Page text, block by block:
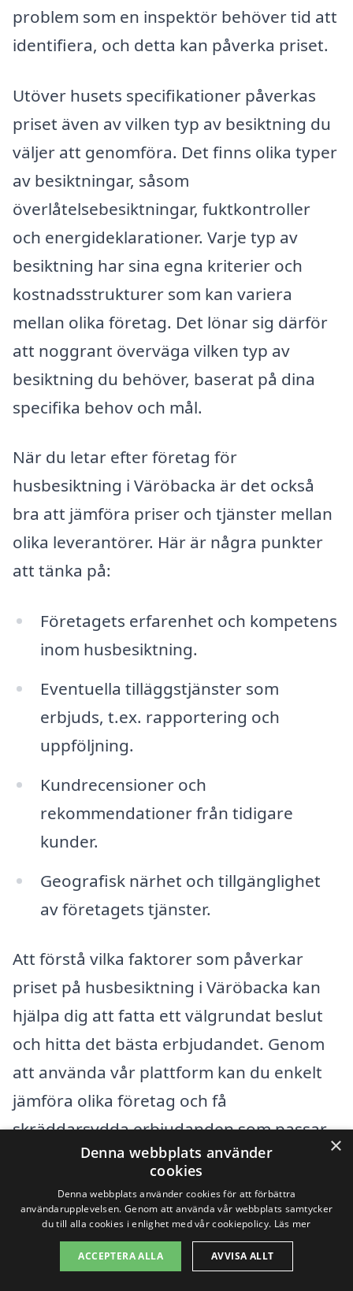
problem som en inspektör behöver tid att
identifiera, och detta kan påverka priset.
Utöver husets specifikationer påverkas
priset även av vilken typ av besiktning du
väljer att genomföra. Det finns olika typer
av besiktningar, såsom
överlåtelsebesiktningar, fuktkontroller
och energideklarationer. Varje typ av
besiktning har sina egna kriterier och
kostnadsstrukturer som kan variera
mellan olika företag. Det lönar sig därför
att noggrant överväga vilken typ av
besiktning du behöver, baserat på dina
specifika behov och mål.
När du letar efter företag för
husbesiktning i Väröbacka är det också
bra att jämföra priser och tjänster mellan
olika leverantörer. Här är några punkter
att tänka på:
Företagets erfarenhet och kompetens
inom husbesiktning.
Eventuella tilläggstjänster som
erbjuds, t.ex. rapportering och
uppföljning.
Kundrecensioner och
rekommendationer från tidigare
kunder.
Geografisk närhet och tillgänglighet
av företagets tjänster.
Att förstå vilka faktorer som påverkar
priset på husbesiktning i Väröbacka kan
hjälpa dig att fatta ett välgrundat beslut
och hitta det bästa erbjudandet. Genom
att använda vår plattform kan du enkelt
jämföra olika företag och få
skräddarsydda erbjudanden som passar
just dina behov. Tveka inte att begära
offerter från flera aktörer för att
säkerställa att du får en rättvis och
konkurrenskraftig kostnad för din
husbesiktning.
×
Denna webbplats använder
cookies
Denna webbplats använder cookies för att förbättra
användarupplevelsen. Genom att använda vår webbplats samtycker
du till alla cookies i enlighet med vår cookiepolicy. Läs mer
ACCEPTERA ALLA AVVISA ALLT